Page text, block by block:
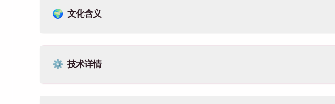
🌍 文化含义
⚙️ 技术详情